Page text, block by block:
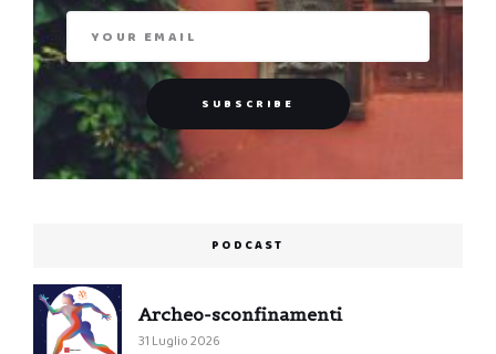
PODCAST
Archeo-sconfinamenti
31 Luglio 2026